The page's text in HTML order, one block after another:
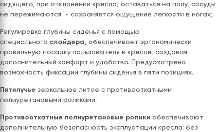
сидящего, при отклонении кресла, оставаться на полу, сосуды
не пережимаются - сохраняется ощущение легкости в ногах;
Регулировка глубины сиденья с помощью
специального слайдера, обеспечивает эргономически
правильную посадку пользователя в кресле, создавая
дополнительный комфорт и удобство. Предусмотрена
возможность фиксации глубины сиденья в пяти позициях.
Пятилучье зеркальное литое с противооткатными
полиуретановыми роликами;
Противооткатные полиуретановые ролики обеспечивают
дополнительную безопасность эксплуатации кресла: без